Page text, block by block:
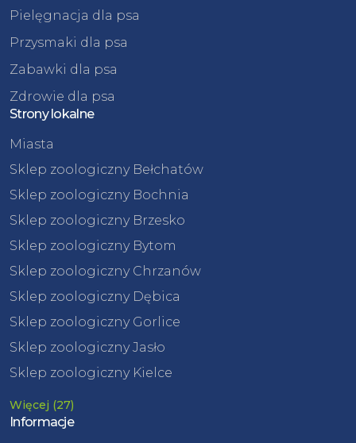
Pielęgnacja dla psa
Przysmaki dla psa
Zabawki dla psa
Zdrowie dla psa
Strony lokalne
Miasta
Sklep zoologiczny Bełchatów
Sklep zoologiczny Bochnia
Sklep zoologiczny Brzesko
Sklep zoologiczny Bytom
Sklep zoologiczny Chrzanów
Sklep zoologiczny Dębica
Sklep zoologiczny Gorlice
Sklep zoologiczny Jasło
Sklep zoologiczny Kielce
Więcej (27)
Informacje